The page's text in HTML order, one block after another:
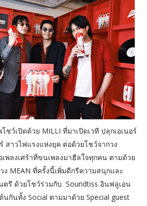
ชว์เปิดด้วย MILLI ที่มาเปิดเวที ปลุกเอเนอร์
สาวไฟแรงแห่งยุค ต่อด้วยโชว์จากวง
เพลงเศร้าที่ขนเพลงมาฮีลใจทุกคน ตามด้วย
ง MEAN ที่ครั้งนี้เพิ่มดีกรีความสนุกและ
รี ด้วยโชว์ร่วมกับ Soundtiss อินฟลูเอน
นกันทั้ง Social ตามมาด้วย Special guest